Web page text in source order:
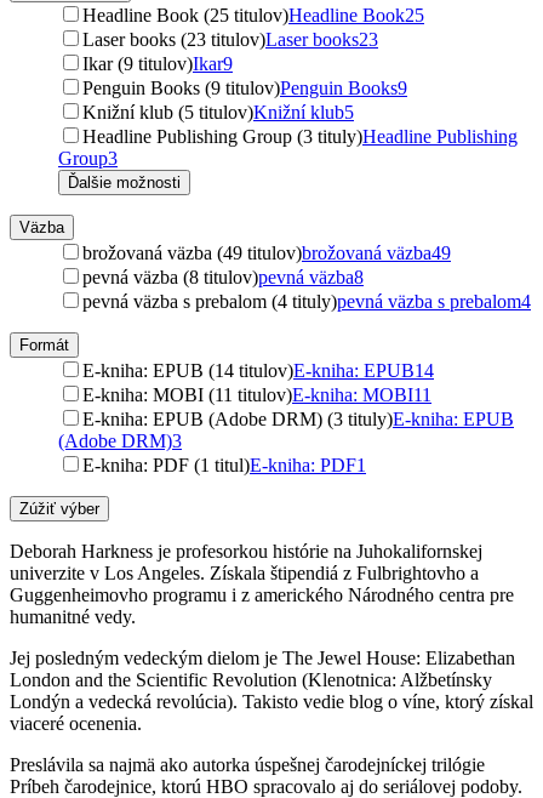
Headline Book (25 titulov)Headline Book25
Laser books (23 titulov)Laser books23
Ikar (9 titulov)Ikar9
Penguin Books (9 titulov)Penguin Books9
Knižní klub (5 titulov)Knižní klub5
Headline Publishing Group (3 tituly)Headline Publishing
Group3
Ďalšie možnosti
Väzba
brožovaná väzba (49 titulov)brožovaná väzba49
pevná väzba (8 titulov)pevná väzba8
pevná väzba s prebalom (4 tituly)pevná väzba s prebalom4
Formát
E-kniha: EPUB (14 titulov)E-kniha: EPUB14
E-kniha: MOBI (11 titulov)E-kniha: MOBI11
E-kniha: EPUB (Adobe DRM) (3 tituly)E-kniha: EPUB
(Adobe DRM)3
E-kniha: PDF (1 titul)E-kniha: PDF1
Zúžiť výber
Deborah Harkness je profesorkou histórie na Juhokalifornskej
univerzite v Los Angeles. Získala štipendiá z Fulbrightovho a
Guggenheimovho programu i z amerického Národného centra pre
humanitné vedy.
Jej posledným vedeckým dielom je The Jewel House: Elizabethan
London and the Scientific Revolution (Klenotnica: Alžbetínsky
Londýn a vedecká revolúcia). Takisto vedie blog o víne, ktorý získal
viaceré ocenenia.
Preslávila sa najmä ako autorka úspešnej čarodejníckej trilógie
Príbeh čarodejnice, ktorú HBO spracovalo aj do seriálovej podoby.